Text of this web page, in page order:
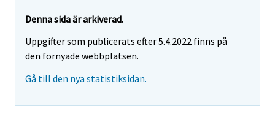
Denna sida är arkiverad.
Uppgifter som publicerats efter 5.4.2022 finns på
den förnyade webbplatsen.
Gå till den nya statistiksidan.